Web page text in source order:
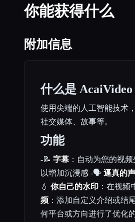
你能获得什么
附加信息
什么是 AcaiVideo
使用尖端的人工智能技术
社交媒体、故事等。
功能
-📝 字幕 ：自动为您的视
以增加沉浸感 -🗣️ 逼真的
💧 你自己的水印 ：在视
频 ：添加自定义介绍或结
何平台或方向进行了优化